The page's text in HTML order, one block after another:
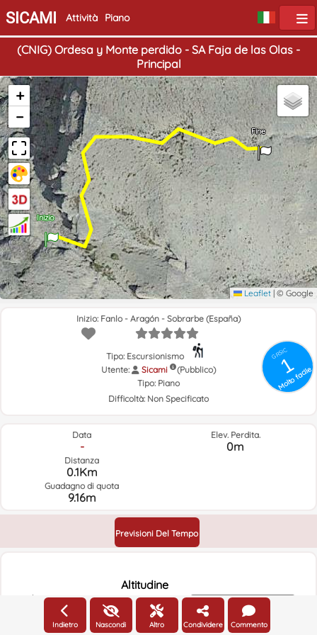
SICAMI Attività Piano
(CNIG) Ordesa y Monte perdido - SA Faja de las Olas -
Principal
Inizio
Fine
+
−
Leaflet | © Google
GRSIC
1
Molto facile
Inizio: Fanlo - Aragón - Sobrarbe (España)
Tipo: Escursionismo
Utente:
Sicami
(Pubblico)
Tipo: Piano
Difficoltà: Non Specificato
Data
-
Distanza
0.1Km
Guadagno di quota
9.16m
Elev. Perdita.
0m
Previsioni Del Tempo
Altitudine
Altitudine
Indietro Nascondi Altro Condividere Commento